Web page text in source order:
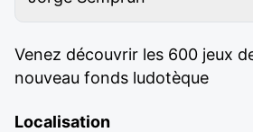
Venez découvrir les 600 jeux
nouveau fonds ludotèque
Localisation